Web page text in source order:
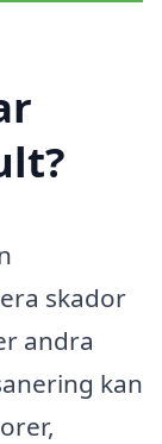
skador
andra
kan